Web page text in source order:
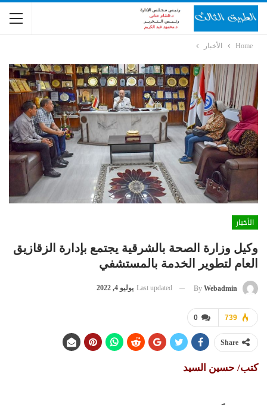
Home الأخبار
الأخبار
وكيل وزارة الصحة بالشرقية يجتمع بإدارة الزقازيق
العام لتطوير الخدمة بالمستشفي
By Webadmin
Last updated يوليو 4, 2022
0 739
Share
كتب/ حسين السيد